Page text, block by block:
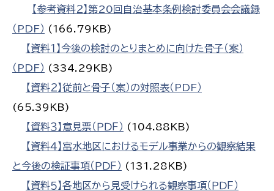
【参考資料２】第20回自治基本条例検討委員会会議録
（PDF） (166.79KB)
【資料１】今後の検討のとりまとめに向けた骨子（案）
（PDF） (334.29KB)
【資料２】従前と骨子（案）の対照表（PDF）
(65.39KB)
【資料３】意見票（ＰＤＦ） (104.88KB)
【資料４】富水地区におけるモデル事業からの観察結果
と今後の検証事項（ＰＤＦ） (131.28KB)
【資料５】各地区から見受けられる観察事項（ＰＤＦ）